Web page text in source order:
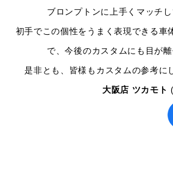
ブロンプトンに上手くマッチし
初手でこの個性をうまく表現できる車
で、今後のカスタムにも目が離
是非とも、皆様もカスタムの参考に
大阪店 ツカモト